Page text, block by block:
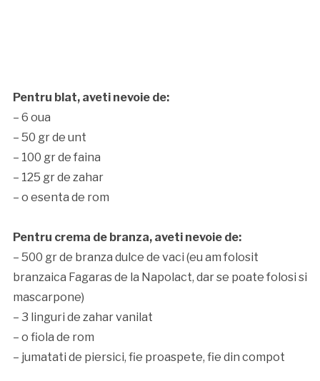
Pentru blat, aveti nevoie de:
– 6 oua
– 50 gr de unt
– 100 gr de faina
– 125 gr de zahar
– o esenta de rom
Pentru crema de branza, aveti nevoie de:
– 500 gr de branza dulce de vaci (eu am folosit
branzaica Fagaras de la Napolact, dar se poate folosi si
mascarpone)
– 3 linguri de zahar vanilat
– o fiola de rom
– jumatati de piersici, fie proaspete, fie din compot